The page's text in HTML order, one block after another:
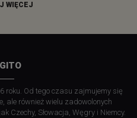
WIĘCEJ
roku. Od tego czasu zajmujemy się
ale również wielu zadowolonych
Czechy, Słowacja, Węgry i Niemcy.